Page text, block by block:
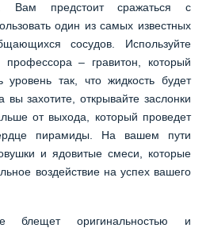
Вам предстоит сражаться с
один из самых известных
сосудов. Используйте
профессора – гравитон, который
уровень так, что жидкость будет
вы захотите, открывайте заслонки
от выхода, который проведет
пирамиды. На вашем пути
и ядовитые смеси, которые
воздействие на успех вашего
блещет оригинальностью и